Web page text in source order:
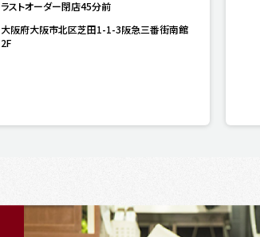
ラストオーダー閉店45分前
大阪府大阪市北区芝田1-1-3阪急三番街南館
2F